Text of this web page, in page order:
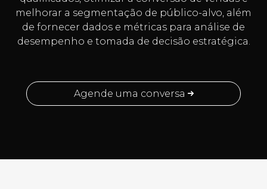
melhorar a segmentação de público-alvo, além
de fornecer dados e métricas para análise de
desempenho e tomada de decisão estratégica.
Agende uma conversa